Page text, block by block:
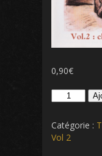
0,90€
quantité
Adieu
fleur
Catégorie :
Vol 2